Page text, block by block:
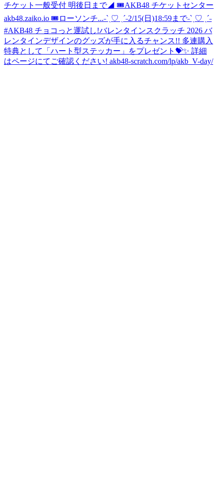
チケット一般受付 明後日まで◢ 🎟AKB48 チケットセンター
akb48.zaiko.io 🎟ローソンチ...˗ˋˏ♡ ˎˊ˗2/15(日)18:59まで˗ˋˏ♡ ˎˊ˗
#AKB48 チョコっと運試し!バレンタインスクラッチ 2026 バ
レンタインデザインのグッズが手に入るチャンス!! 多連購入
特典として「ハート型ステッカー」をプレゼント💝✨ 詳細
はページにてご確認ください! akb48-scratch.com/lp/akb_V-day/